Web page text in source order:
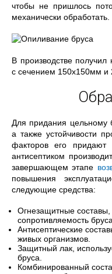
чтобы не пришлось
механически обработать.
В производстве
с сечением 150х150мм и
Для придания цельному
а также устойчивости
факторов его придают
антисептиком
завершающем этапе
повышения
следующие средства:
Огнезащитные
сопротивляемость
Антисептические
живых организмов.
Защитный лак,
бруса.
Комбинированный